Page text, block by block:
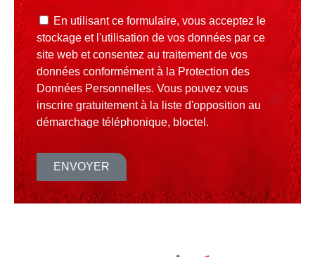
En utilisant ce formulaire, vous acceptez le
stockage et l'utilisation de vos données par ce
site web et consentez au traitement de vos
données conformément à la Protection des
Données Personnelles. Vous pouvez vous
inscrire gratuitement à la liste d'opposition au
démarchage téléphonique, bloctel.
ENVOYER